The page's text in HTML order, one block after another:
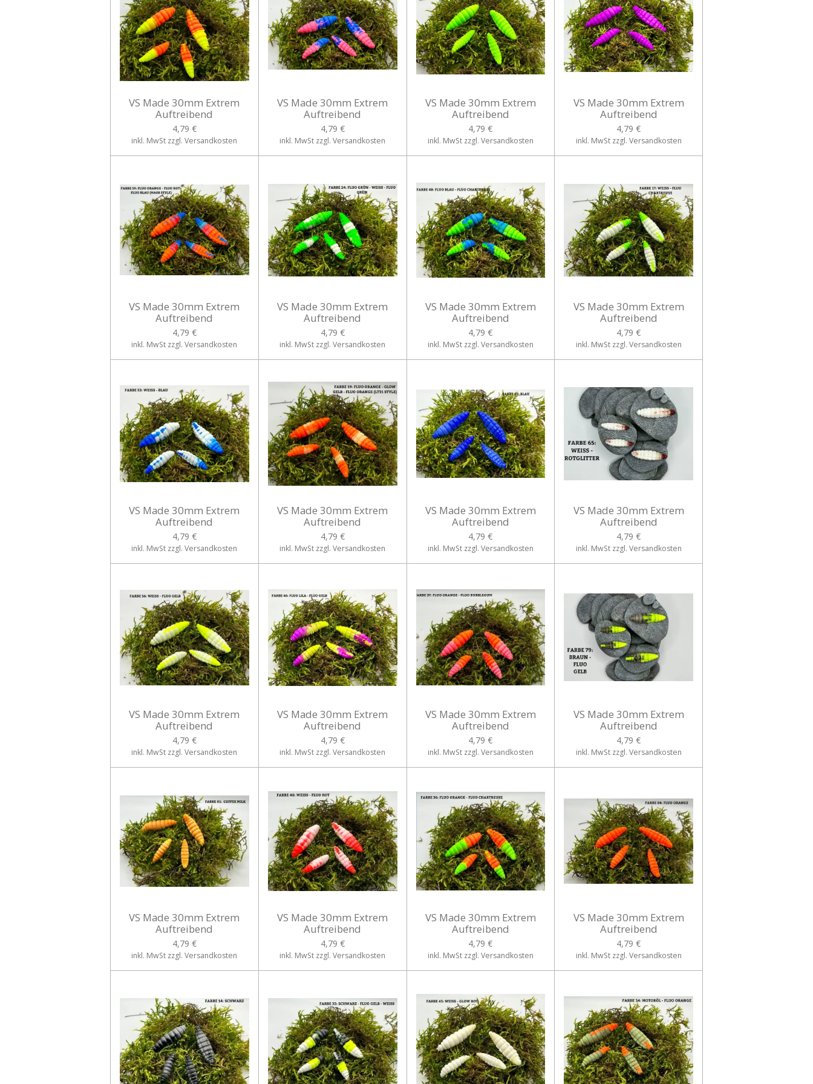
VS Made 30mm Extrem
Auftreibend
4,79 €
inkl. MwSt zzgl. Versandkosten
VS Made 30mm Extrem
Auftreibend
4,79 €
inkl. MwSt zzgl. Versandkosten
VS Made 30mm Extrem
Auftreibend
4,79 €
inkl. MwSt zzgl. Versandkosten
VS Made 30mm Extrem
Auftreibend
4,79 €
inkl. MwSt zzgl. Versandkosten
VS Made 30mm Extrem
Auftreibend
4,79 €
inkl. MwSt zzgl. Versandkosten
VS Made 30mm Extrem
Auftreibend
4,79 €
inkl. MwSt zzgl. Versandkosten
VS Made 30mm Extrem
Auftreibend
4,79 €
inkl. MwSt zzgl. Versandkosten
VS Made 30mm Extrem
Auftreibend
4,79 €
inkl. MwSt zzgl. Versandkosten
VS Made 30mm Extrem
Auftreibend
4,79 €
inkl. MwSt zzgl. Versandkosten
VS Made 30mm Extrem
Auftreibend
4,79 €
inkl. MwSt zzgl. Versandkosten
VS Made 30mm Extrem
Auftreibend
4,79 €
inkl. MwSt zzgl. Versandkosten
VS Made 30mm Extrem
Auftreibend
4,79 €
inkl. MwSt zzgl. Versandkosten
VS Made 30mm Extrem
Auftreibend
4,79 €
inkl. MwSt zzgl. Versandkosten
VS Made 30mm Extrem
Auftreibend
4,79 €
inkl. MwSt zzgl. Versandkosten
VS Made 30mm Extrem
Auftreibend
4,79 €
inkl. MwSt zzgl. Versandkosten
VS Made 30mm Extrem
Auftreibend
4,79 €
inkl. MwSt zzgl. Versandkosten
VS Made 30mm Extrem
Auftreibend
4,79 €
inkl. MwSt zzgl. Versandkosten
VS Made 30mm Extrem
Auftreibend
4,79 €
inkl. MwSt zzgl. Versandkosten
VS Made 30mm Extrem
Auftreibend
4,79 €
inkl. MwSt zzgl. Versandkosten
VS Made 30mm Extrem
Auftreibend
4,79 €
inkl. MwSt zzgl. Versandkosten